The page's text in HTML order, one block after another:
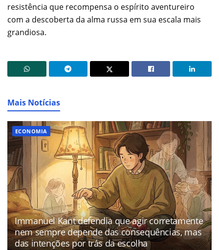
resistência que recompensa o espírito aventureiro
com a descoberta da alma russa em sua escala mais
grandiosa.
Mais Notícias
ECONOMIA
Immanuel Kant defendia que agir corretamente
nem sempre depende das consequências, mas
das intenções por trás da escolha